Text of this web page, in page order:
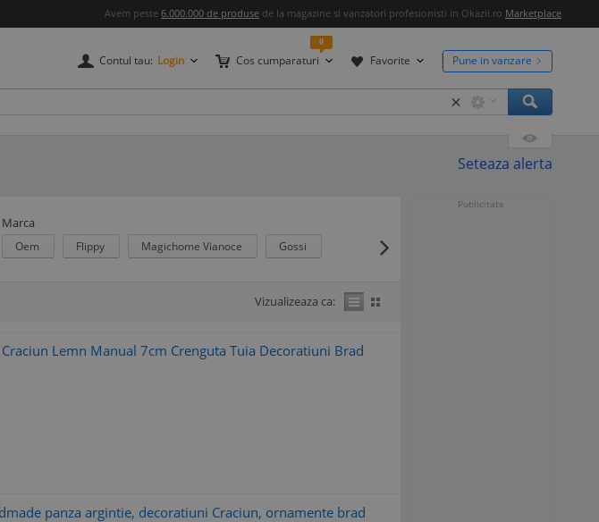
Avem peste 6.000.000 de produse de la magazine si vanzatori profesionisti in Okazii.ro Marketplace
Contul tau: Login Cos cumparaturi
0
Favorite Pune in vanzare
×
Seteaza alerta
Marca
Oem Flippy Magichome Vianoce Gossi
Vizualizeaza ca:
Lemn Manual 7cm Crenguta Tuia Decoratiuni Brad
panza argintie, decoratiuni Craciun, ornamente brad
Publicitate